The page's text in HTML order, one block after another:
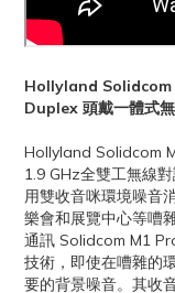
Hollyland
Duplex 頭戴一體式
Hollyland Solidcom
1.9 GHz全雙工無線
用雙收音咪環境噪音
樂會和展覽中心等嘈
通訊 Solidcom M1
技術，即使在嘈雜的
要的背景噪音。其收